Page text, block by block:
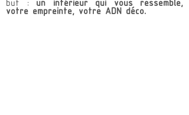
but : un intérieur qui vous ressemble,
votre empreinte, votre ADN déco.